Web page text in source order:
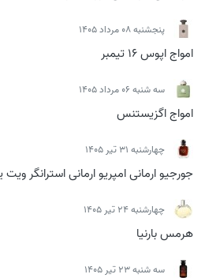
پنجشنبه 08 مرداد 1405
امواج اپوس 16 تیمبر
سه شنبه 06 مرداد 1405
امواج اگزیستنس
چهارشنبه 31 تیر 1405
جورجیو ارمانی امپریو ارمانی استرانگر ویت
چهارشنبه 24 تیر 1405
هرمس بارنیا
سه شنبه 23 تیر 1405